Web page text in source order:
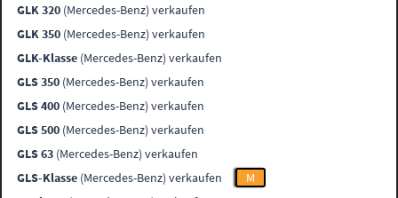
GLK 320 (Mercedes-Benz) verkaufen
GLK 350 (Mercedes-Benz) verkaufen
GLK-Klasse (Mercedes-Benz) verkaufen
GLS 350 (Mercedes-Benz) verkaufen
GLS 400 (Mercedes-Benz) verkaufen
GLS 500 (Mercedes-Benz) verkaufen
GLS 63 (Mercedes-Benz) verkaufen
GLS-Klasse (Mercedes-Benz) verkaufen
M